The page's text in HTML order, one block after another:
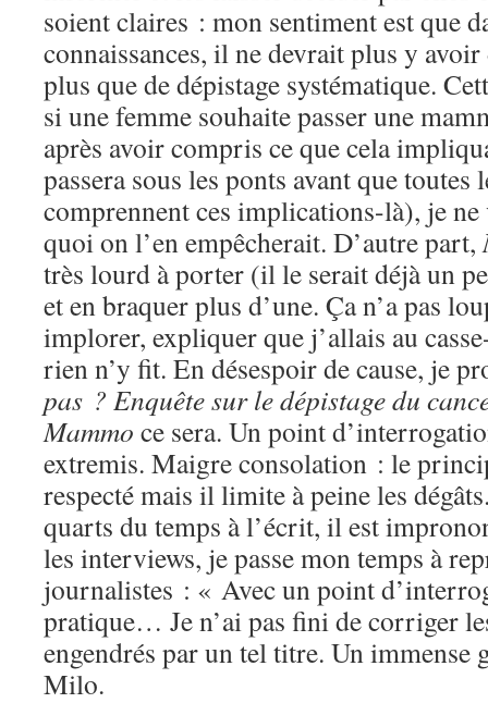
soient claires : mon sentiment est que
connaissances, il ne devrait plus y avoir
plus que de dépistage systématique.
si une femme souhaite passer une
après avoir compris ce que cela
passera sous les ponts avant que toutes
comprennent ces implications-là), je ne
quoi on l’en empêcherait. D’autre part,
très lourd à porter (il le serait déjà un
et en braquer plus d’une. Ça n’a pas
implorer, expliquer que j’allais au
rien n’y fit. En désespoir de cause, je
pas ? Enquête sur le dépistage du
Mammo ce sera. Un point
extremis. Maigre consolation : le
respecté mais il limite à peine les
quarts du temps à l’écrit, il est
les interviews, je passe mon temps à
journalistes : « Avec un point
pratique… Je n’ai pas fini de corriger
engendrés par un tel titre. Un immense
Milo.